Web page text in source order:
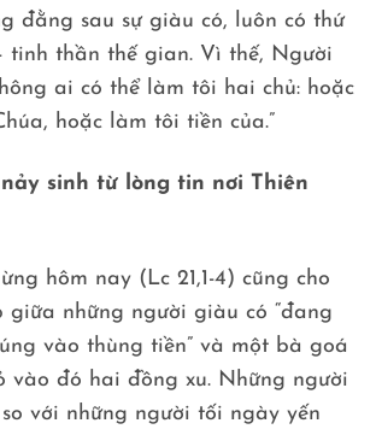
đằng sau sự giàu có, luôn có thứ
tinh thần thế gian. Vì thế, Người
ai có thể làm tôi hai chủ: hoặc
hoặc làm tôi tiền của.”
sinh từ lòng tin nơi Thiên
hôm nay (Lc 21,1-4) cũng cho
giữa những người giàu có “đang
vào thùng tiền” và một bà goá
vào đó hai đồng xu. Những người
với những người tối ngày yến